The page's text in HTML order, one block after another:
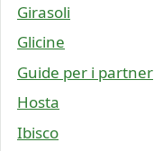
Girasoli
Glicine
Guide per i partner
Hosta
Ibisco